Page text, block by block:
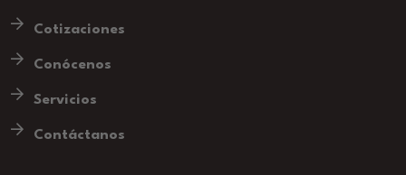
Cotizaciones
Conócenos
Servicios
Contáctanos